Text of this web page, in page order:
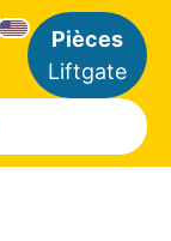
Pièces
Liftgate